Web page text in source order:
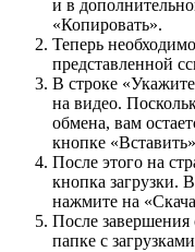
и в
«Копировать».
Теперь
представленной
В строке
на видео.
обмена, вам
кнопке
После этого на
кнопка загрузки.
нажмите на
После завершения
папке с